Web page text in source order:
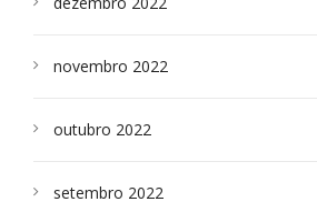
novembro 2022
outubro 2022
setembro 2022